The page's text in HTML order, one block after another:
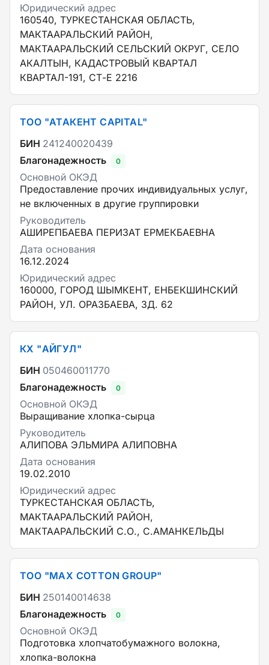
Юридический адрес
160540, ТУРКЕСТАНСКАЯ ОБЛАСТЬ,
МАКТААРАЛЬСКИЙ РАЙОН,
МАКТААРАЛЬСКИЙ СЕЛЬСКИЙ ОКРУГ, СЕЛО
АКАЛТЫН, КАДАСТРОВЫЙ КВАРТАЛ
КВАРТАЛ-191, СТ-Е 2216
ТОО "АТАКЕНТ CAPITAL"
БИН 241240020439
Благонадежность
0
Основной ОКЭД
Предоставление прочих индивидуальных услуг,
не включенных в другие группировки
Руководитель
АШИРЕПБАЕВА ПЕРИЗАТ ЕРМЕКБАЕВНА
Дата основания
16.12.2024
Юридический адрес
160000, ГОРОД ШЫМКЕНТ, ЕНБЕКШИНСКИЙ
РАЙОН, УЛ. ОРАЗБАЕВА, ЗД. 62
КХ "АЙГУЛ"
БИН 050460011770
Благонадежность
0
Основной ОКЭД
Выращивание хлопка-сырца
Руководитель
АЛИПОВА ЭЛЬМИРА АЛИПОВНА
Дата основания
19.02.2010
Юридический адрес
ТУРКЕСТАНСКАЯ ОБЛАСТЬ,
МАКТААРАЛЬСКИЙ РАЙОН,
МАКТААРАЛЬСКИЙ С.О., С.АМАНКЕЛЬДЫ
ТОО "MAX COTTON GROUP"
БИН 250140014638
Благонадежность
0
Основной ОКЭД
Подготовка хлопчатобумажного волокна,
хлопка-волокна